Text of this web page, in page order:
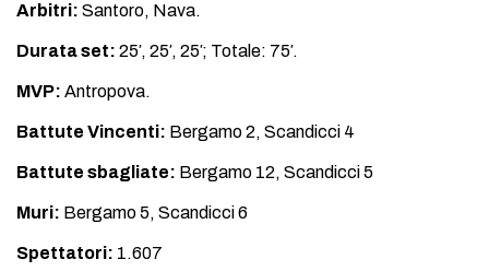
Arbitri: Santoro, Nava.
Durata set: 25′, 25′, 25′; Totale: 75′.
MVP: Antropova.
Battute Vincenti: Bergamo 2, Scandicci 4
Battute sbagliate: Bergamo 12, Scandicci 5
Muri: Bergamo 5, Scandicci 6
Spettatori: 1.607